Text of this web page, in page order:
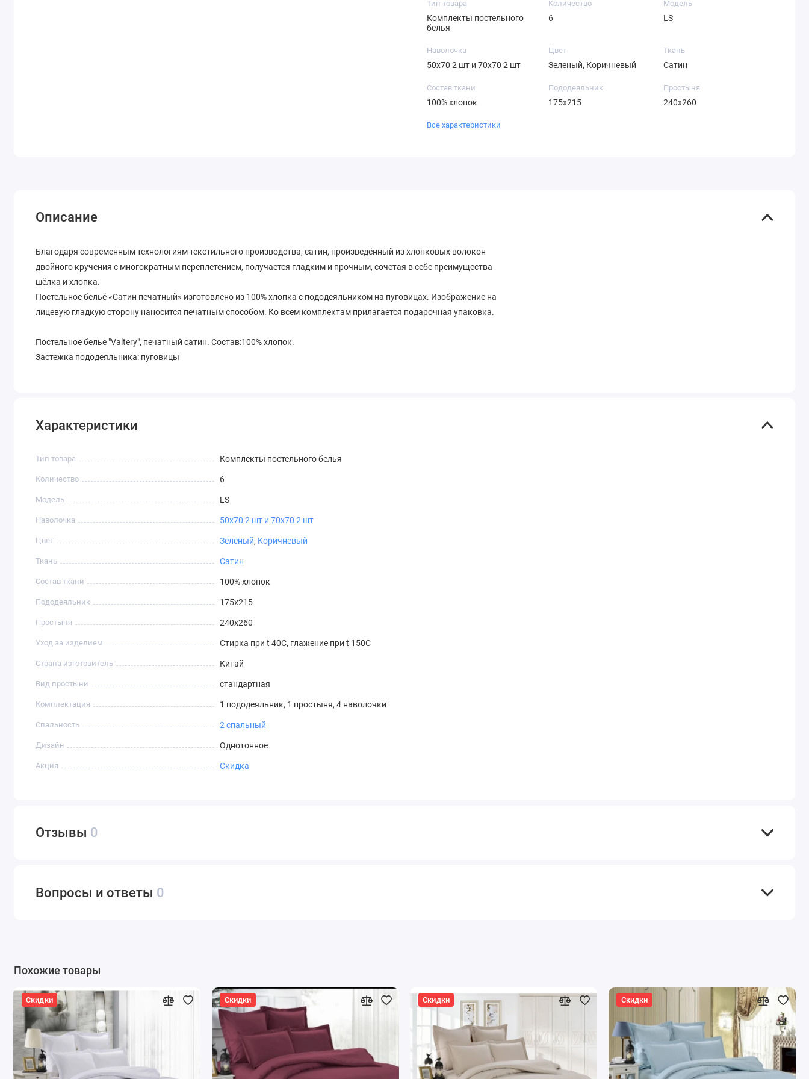
Тип товара
Комплекты постельного
белья
Количество
6
Модель
LS
Наволочка
50х70 2 шт и 70х70 2 шт
Цвет
Зеленый, Коричневый
Ткань
Сатин
Состав ткани
100% хлопок
Пододеяльник
175х215
Простыня
240х260
Все характеристики
Описание
Благодаря современным технологиям текстильного производства, сатин, произведённый из хлопковых волокон
двойного кручения с многократным переплетением, получается гладким и прочным, сочетая в себе преимущества
шёлка и хлопка.
Постельное бельё «Сатин печатный» изготовлено из 100% хлопка с пододеяльником на пуговицах. Изображение на
лицевую гладкую сторону наносится печатным способом. Ко всем комплектам прилагается подарочная упаковка.
Постельное белье "Valtery", печатный сатин. Состав:100% хлопок.
Застежка пододеяльника: пуговицы
Характеристики
Тип товара Комплекты постельного белья
Количество 6
Модель LS
Наволочка 50х70 2 шт и 70х70 2 шт
Цвет Зеленый, Коричневый
Ткань Сатин
Состав ткани 100% хлопок
Пододеяльник 175х215
Простыня 240х260
Уход за изделием Стирка при t 40С, глажение при t 150С
Страна изготовитель Китай
Вид простыни стандартная
Комплектация 1 пододеяльник, 1 простыня, 4 наволочки
Спальность 2 спальный
Дизайн Однотонное
Акция Скидка
Отзывы 0
Вопросы и ответы 0
Похожие товары
Скидки Скидки Скидки Скидки